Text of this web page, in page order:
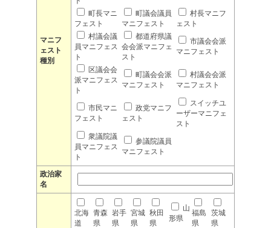
マニフ
ェスト
種別
町長マニ
フェスト
町議会議員
マニフェスト
村長マニフ
ェスト
村議会議
員マニフェス
ト
都道府県議
会会派マニフェ
スト
市議会会派
マニフェスト
区議会会
派マニフェス
ト
町議会会派
マニフェスト
村議会会派
マニフェスト
市民マニ
フェスト
政党マニフ
ェスト
スイッチユ
ーザーマニフェ
スト
衆議院議
員マニフェス
ト
参議院議員
マニフェスト
政治家
名
北海
道
青森
県
岩手
県
宮城
県
秋田
県
山
形県
福島
県
茨城
県